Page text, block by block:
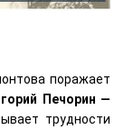
поражает
Печорин —
трудности